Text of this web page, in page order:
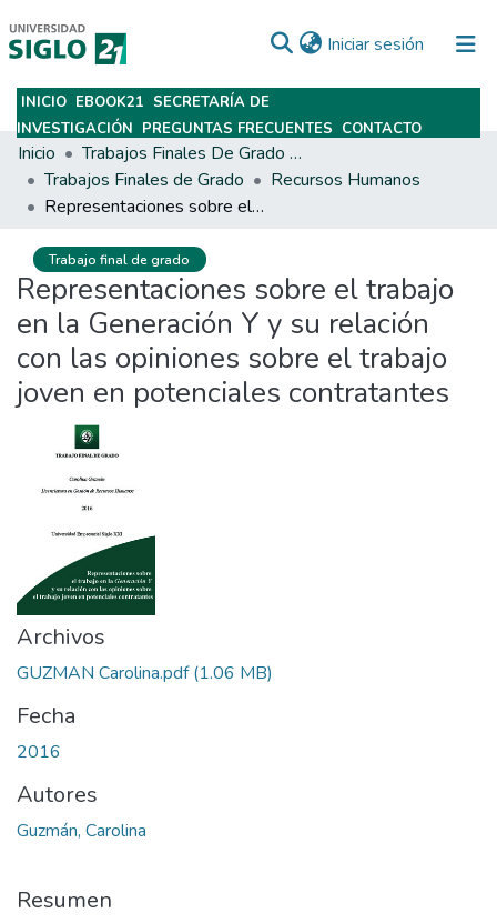
Iniciar sesión (current)
Subir
INICIO EBOOK21 SECRETARÍA DE
INVESTIGACIÓN PREGUNTAS FRECUENTES CONTACTO
Inicio
Trabajos Finales De Grado Y Posgrado
Trabajos Finales de Grado
Recursos Humanos
Representaciones sobre el trabajo en la Generación Y y su relación con las opiniones sobre el trabajo joven en potenciales contratantes
Trabajo final de grado
Representaciones sobre el trabajo
en la Generación Y y su relación
con las opiniones sobre el trabajo
joven en potenciales contratantes
Archivos
GUZMAN Carolina.pdf(1.06 MB)
Fecha
2016
Autores
Guzmán, Carolina
Resumen